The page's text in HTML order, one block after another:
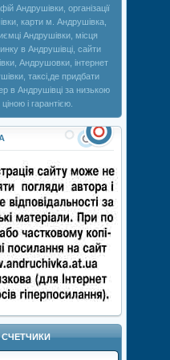
Андрушівки, організації
карти м. Андрушівка,
Андрушівки, місця
в Андрушівці, сайти
Андрушовки, інтернет
таксі,де придбати
в Андрушівці за низькою
ціною і гарантією.
СЧЕТЧИКИ